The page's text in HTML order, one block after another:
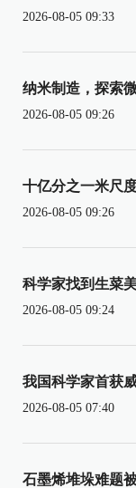
2026-08-05 09:33
纳米制造，探索
2026-08-05 09:26
十亿分之一米尺
2026-08-05 09:26
科学家找到生菜
2026-08-05 09:24
我国科学家首获
2026-08-05 07:40
石墨烯堆垛难题